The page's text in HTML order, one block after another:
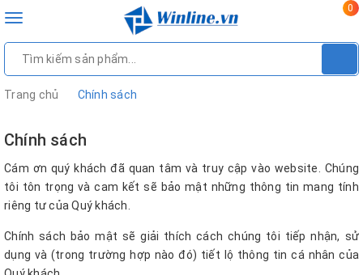
Toggle
0
Trang chủ Chính sách
Chính sách
Cám ơn quý khách đã quan tâm và truy cập vào website. Chúng
tôi tôn trọng và cam kết sẽ bảo mật những thông tin mang tính
riêng tư của Quý khách.
Chính sách bảo mật sẽ giải thích cách chúng tôi tiếp nhận, sử
dụng và (trong trường hợp nào đó) tiết lộ thông tin cá nhân của